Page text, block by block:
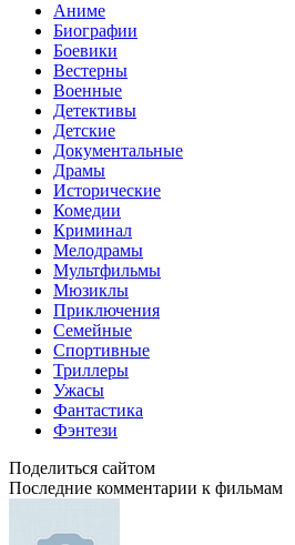
Аниме
Биографии
Боевики
Вестерны
Военные
Детективы
Детские
Документальные
Драмы
Исторические
Комедии
Криминал
Мелодрамы
Мультфильмы
Мюзиклы
Приключения
Семейные
Спортивные
Триллеры
Ужасы
Фантастика
Фэнтези
Поделиться сайтом
Последние комментарии к фильмам